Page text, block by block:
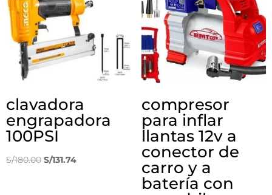
clavadora
engrapadora
100PSI
S/180.00 El
S/131.74El
compresor
para inflar
llantas 12v a
conector de
carro y a
batería con